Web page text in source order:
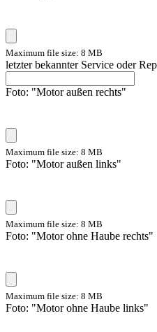
Maximum file size: 8 MB
letzter bekannter Service oder
Foto: "Motor außen rechts"
Maximum file size: 8 MB
Foto: "Motor außen links"
Maximum file size: 8 MB
Foto: "Motor ohne Haube rechts"
Maximum file size: 8 MB
Foto: "Motor ohne Haube links"